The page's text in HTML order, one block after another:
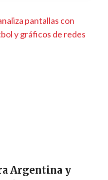
Argentina y